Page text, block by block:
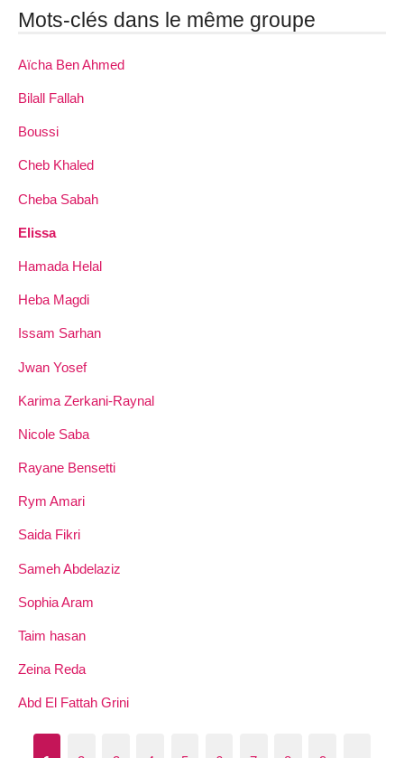
Mots-clés dans le même groupe
Aïcha Ben Ahmed
Bilall Fallah
Boussi
Cheb Khaled
Cheba Sabah
Elissa
Hamada Helal
Heba Magdi
Issam Sarhan
Jwan Yosef
Karima Zerkani-Raynal
Nicole Saba
Rayane Bensetti
Rym Amari
Saida Fikri
Sameh Abdelaziz
Sophia Aram
Taim hasan
Zeina Reda
Abd El Fattah Grini